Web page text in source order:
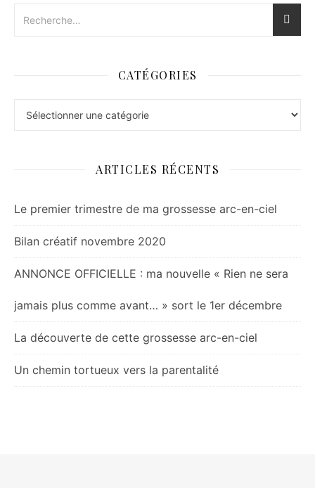
CATÉGORIES
ARTICLES RÉCENTS
Le premier trimestre de ma grossesse arc-en-ciel
Bilan créatif novembre 2020
ANNONCE OFFICIELLE : ma nouvelle « Rien ne sera
jamais plus comme avant… » sort le 1er décembre
La découverte de cette grossesse arc-en-ciel
Un chemin tortueux vers la parentalité